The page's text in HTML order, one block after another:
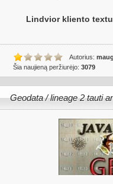
Lindvior kliento
Autorius:
Šia naujieną peržiurėjo: 3079
Geodata / lineage 2 tauti